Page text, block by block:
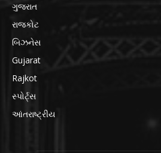
ગુજરાત
રાજકોટ
બિઝનેસ
Gujarat
Rajkot
સ્પોર્ટ્સ
આંતરાષ્ટ્રીય